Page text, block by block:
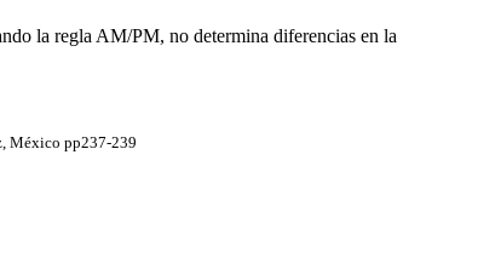
la regla AM/PM, no determina diferencias en la
México pp237-239